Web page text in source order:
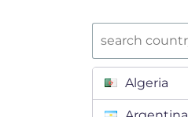
Algeria